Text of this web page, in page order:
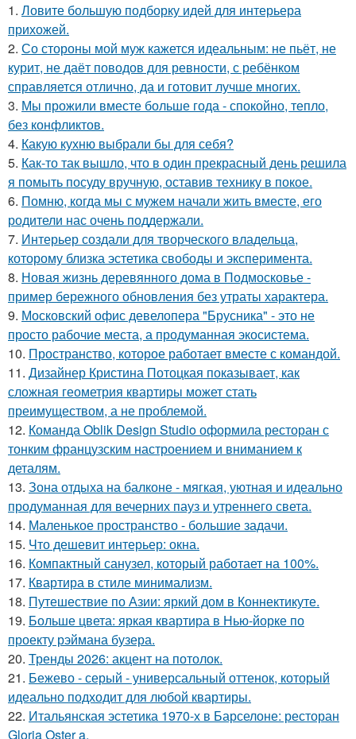
1. Ловите большую подборку идей для интерьера
прихожей.
2. Со стороны мой муж кажется идеальным: не пьёт, не
курит, не даёт поводов для ревности, с ребёнком
справляется отлично, да и готовит лучше многих.
3. Мы прожили вместе больше года - спокойно, тепло,
без конфликтов.
4. Какую кухню выбрали бы для себя?
5. Как-то так вышло, что в один прекрасный день решила
я помыть посуду вручную, оставив технику в покое.
6. Помню, когда мы с мужем начали жить вместе, его
родители нас очень поддержали.
7. Интерьер создали для творческого владельца,
которому близка эстетика свободы и эксперимента.
8. Новая жизнь деревянного дома в Подмосковье -
пример бережного обновления без утраты характера.
9. Московский офис девелопера "Брусника" - это не
просто рабочие места, а продуманная экосистема.
10. Пространство, которое работает вместе с командой.
11. Дизайнер Кристина Потоцкая показывает, как
сложная геометрия квартиры может стать
преимуществом, а не проблемой.
12. Команда Oblik Design Studio оформила ресторан с
тонким французским настроением и вниманием к
деталям.
13. Зона отдыха на балконе - мягкая, уютная и идеально
продуманная для вечерних пауз и утреннего света.
14. Маленькое пространство - большие задачи.
15. Что дешевит интерьер: окна.
16. Компактный санузел, который работает на 100%.
17. Квартира в стиле минимализм.
18. Путешествие по Азии: яркий дом в Коннектикуте.
19. Больше цвета: яркая квартира в Нью-йорке по
проекту рэймана бузера.
20. Тренды 2026: акцент на потолок.
21. Бежево - серый - универсальный оттенок, который
идеально подходит для любой квартиры.
22. Итальянская эстетика 1970-х в Барселоне: ресторан
Gloria Oster a.